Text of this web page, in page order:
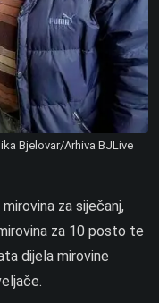
Bjelovar/Arhiva BJLive
za siječanj,
za 10 posto te
dijela mirovine